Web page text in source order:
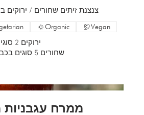
צנצנת זיתים שחורים / ירוקים בשמן
ירוקים 2 סוגים
שחורים 5 סוגים בכבישת אפר
Organic Vegan
ממרח עגבניות